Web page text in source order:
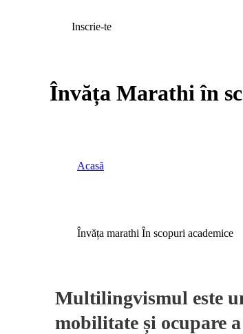
Inscrie-te
Învăța Marathi în
Acasă
Învăța marathi În scopuri academice
Multilingvismul este
mobilitate și ocupare